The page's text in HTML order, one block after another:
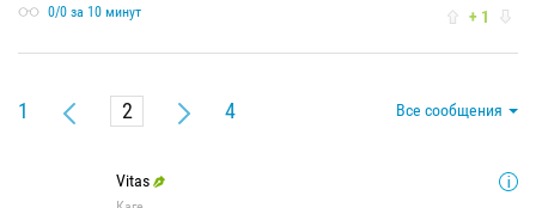
0/0 за 10 минут + 1
1 4 Все сообщения
Vitas